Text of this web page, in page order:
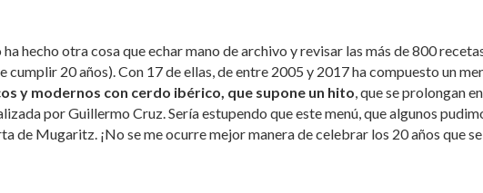
ha hecho otra cosa que echar mano de archivo y revisar las más de 800
cumplir 20 años). Con 17 de ellas, de entre 2005 y 2017 ha compuesto un
y modernos con cerdo ibérico, que supone un hito, que se prolongan
por Guillermo Cruz. Sería estupendo que este menú, que algunos
de Mugaritz. ¡No se me ocurre mejor manera de celebrar los 20 años que se